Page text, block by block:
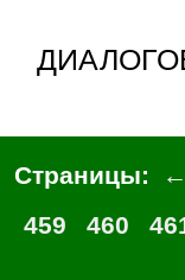
Страницы:
459
460